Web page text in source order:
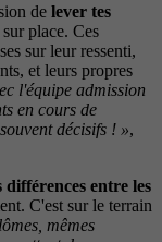
de lever tes
sur place. Ces
sur leur ressenti,
et leurs propres
l'équipe admission
en cours de
décisifs ! »,
entre les
C'est sur le terrain
mêmes